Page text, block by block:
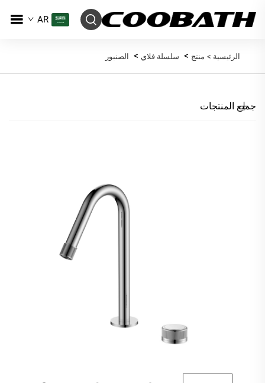
AR
الرئيسية > منتج > سلسلة فلاي> الصنبور
جميع المنتجات